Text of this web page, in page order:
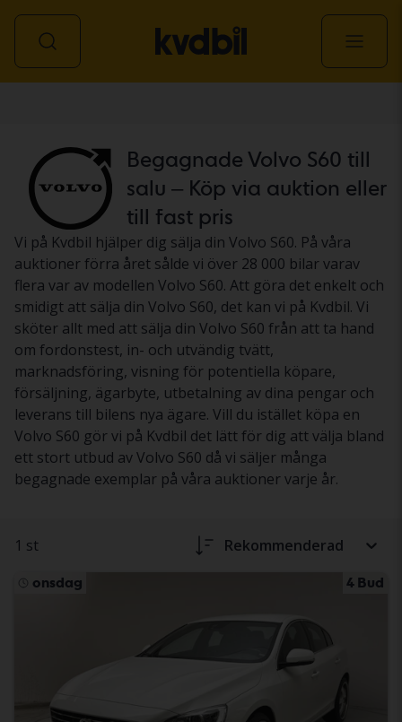
Begagnade Volvo S60 till
salu – Köp via auktion eller
till fast pris
Vi på Kvdbil hjälper dig sälja din Volvo S60. På våra
auktioner förra året sålde vi över 28 000 bilar varav
flera var av modellen Volvo S60. Att göra det enkelt och
smidigt att sälja din Volvo S60, det kan vi på Kvdbil. Vi
sköter allt med att sälja din Volvo S60 från att ta hand
om fordonstest, in- och utvändig tvätt,
marknadsföring, visning för potentiella köpare,
försäljning, ägarbyte, utbetalning av dina pengar och
leverans till bilens nya ägare. Vill du istället köpa en
Volvo S60 gör vi på Kvdbil det lätt för dig att välja bland
ett stort utbud av Volvo S60 då vi säljer många
begagnade exemplar på våra auktioner varje år.
1 st Rekommenderad
onsdag 4 Bud